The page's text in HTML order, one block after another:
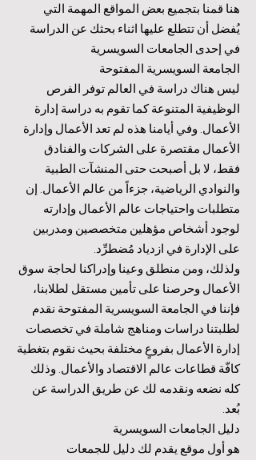
هنا قمنا بتجميع بعض المواقع المهمة التي
يُفضل أن تتطلع عليها اثناء بحثك عن الدراسة
في إحدى الجامعات السويسرية
الجامعة السويسرية المفتوحة
ليس هناك دراسة في العالم توفر الفرص
الوظيفية المتنوعة كما تقوم به دراسة إدارة
الأعمال. وفي أيامنا هذه لم تعد الأعمال وإدارة
الأعمال مقتصرة على الشركات والفنادق
فقط، لا بل أصبحت حتى المنشآت الطبية
والنوادي الرياضية، جزءاً من عالم الأعمال. إن
متطلبات واحتياجات عالم الأعمال وإدارته
لوجود أشخاص مؤهلين متخصصين ومدربين
على الإدارة في ازدياد مُضطرِّد.
ولذلك، ومن منطلق وعينا وإدراكنا لحاجة سوق
الأعمال وحرصنا على تأمين مستقل لطلابنا،
فإننا في الجامعة السويسرية المفتوحة نقدم
لطلبتنا دراسات ومناهج شاملة في تخصصات
إدارة الأعمال بفروعٍ مختلفة بحيث نقوم بتغطية
كافّة قطاعات عالم الاقتصاد والأعمال. وذلك
كله نضعه ونقدمه لك عن طريق الدراسة عن
بُعد.
دليل الجامعات السويسرية
هو أول موقع يقدم لك دليل للجمعات